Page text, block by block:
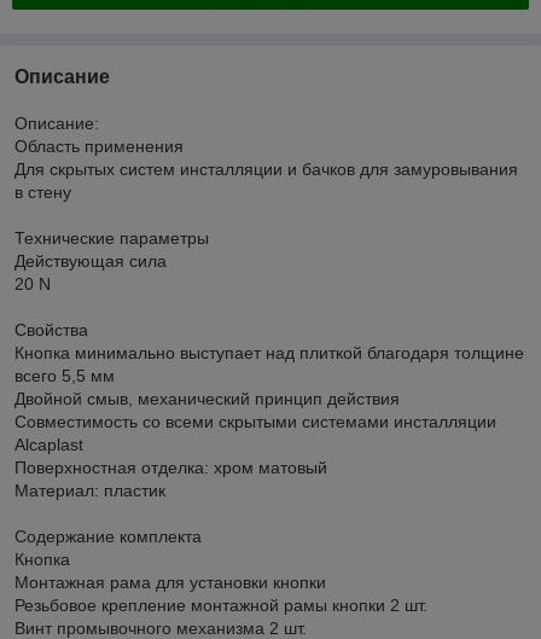
Описание
Описание:
Область применения
Для скрытых систем инсталляции и бачков для замуровывания
в стену
Технические параметры
Действующая сила
20 N
Свойства
Кнопка минимально выступает над плиткой благодаря толщине
всего 5,5 мм
Двойной смыв, механический принцип действия
Совместимость со всеми скрытыми системами инсталляции
Alcaplast
Поверхностная отделка: хром матовый
Материал: пластик
Содержание комплекта
Кнопка
Монтажная рама для установки кнопки
Резьбовое крепление монтажной рамы кнопки 2 шт.
Винт промывочного механизма 2 шт.